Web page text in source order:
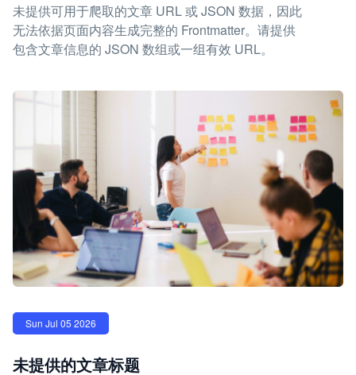
未提供可用于爬取的文章 URL 或 JSON 数据，因此
无法依据页面内容生成完整的 Frontmatter。请提供
包含文章信息的 JSON 数组或一组有效 URL。
Sun Jul 05 2026
未提供的文章标题